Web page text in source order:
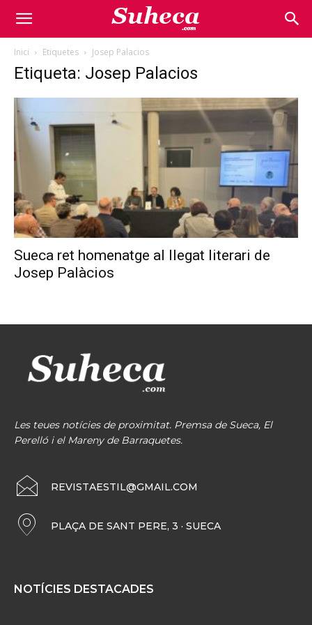
Inici Etiquetes Josep Palacios
Etiqueta: Josep Palacios
Sueca ret homenatge al llegat literari de
Josep Palàcios
Les teues notícies de proximitat. Premsa de Sueca, El
Perelló i el Mareny de Barraquetes.
REVISTAESTIL@GMAIL.COM
PLAÇA DE SANT PERE, 3 · SUECA
NOTÍCIES DESTACADES